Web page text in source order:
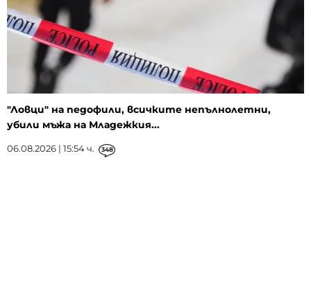
"Ловци" на педофили, всичките непълнолетни,
убили мъжа на Младежкия...
06.08.2026 | 15:54 ч. 348